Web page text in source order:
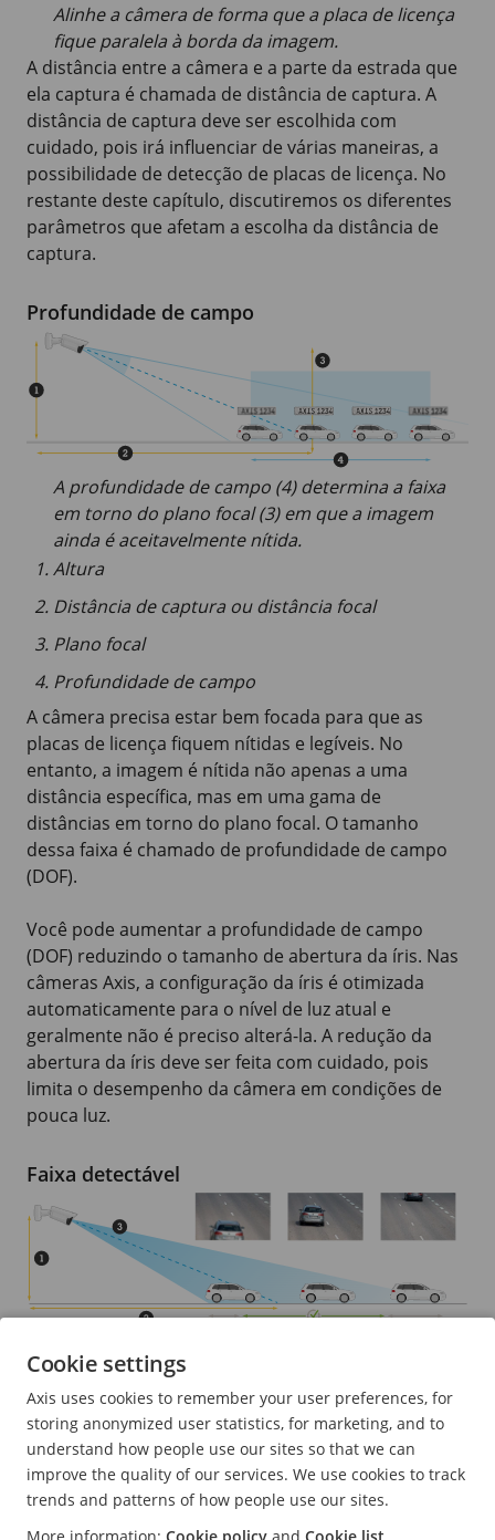
Alinhe a câmera de forma que a placa de licença
fique paralela à borda da imagem.
A distância entre a câmera e a parte da estrada que
ela captura é chamada de distância de captura. A
distância de captura deve ser escolhida com
cuidado, pois irá influenciar de várias maneiras, a
possibilidade de detecção de placas de licença. No
restante deste capítulo, discutiremos os diferentes
parâmetros que afetam a escolha da distância de
captura.
Profundidade de campo
A profundidade de campo (4) determina a faixa
em torno do plano focal (3) em que a imagem
ainda é aceitavelmente nítida.
Altura
Distância de captura ou distância focal
Plano focal
Profundidade de campo
A câmera precisa estar bem focada para que as
placas de licença fiquem nítidas e legíveis. No
entanto, a imagem é nítida não apenas a uma
distância específica, mas em uma gama de
distâncias em torno do plano focal. O tamanho
dessa faixa é chamado de profundidade de campo
(DOF).
Você pode aumentar a profundidade de campo
(DOF) reduzindo o tamanho de abertura da íris. Nas
câmeras Axis, a configuração da íris é otimizada
automaticamente para o nível de luz atual e
geralmente não é preciso alterá-la. A redução da
abertura da íris deve ser feita com cuidado, pois
limita o desempenho da câmera em condições de
pouca luz.
Faixa detectável
A faixa detectável pode ser limitada pela
profundidade de campo e pela resolução.
Altura
Distância de captura (distância focal)
Ângulo de visão vertical
A faixa detectável é o intervalo de distâncias ao
Cookie settings
Axis uses cookies to remember your user preferences, for
storing anonymized user statistics, for marketing, and to
understand how people use our sites so that we can
improve the quality of our services. We use cookies to track
trends and patterns of how people use our sites.